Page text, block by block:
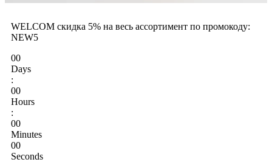
WELCOM cкидка 5% на весь ассортимент по промокоду:
NEW5
00
Days
:
00
Hours
:
00
Minutes
00
Seconds